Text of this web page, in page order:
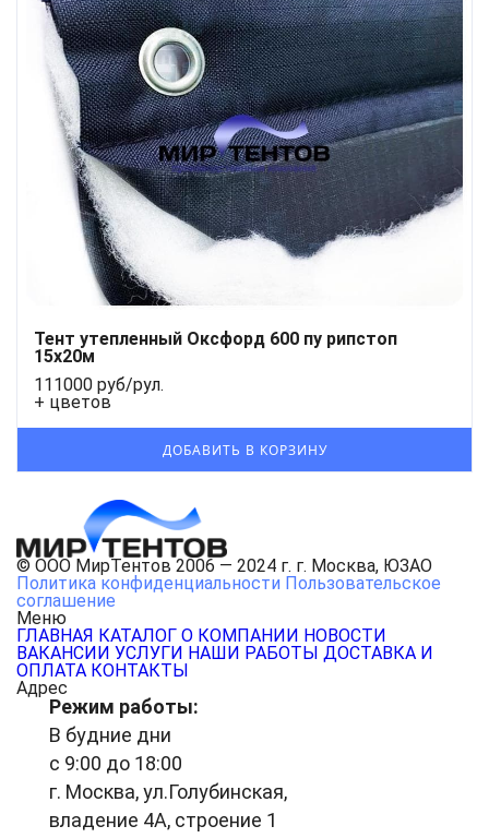
Тент утепленный Оксфорд 600 пу рипстоп
15х20м
111000 руб/рул.
+ цветов
© ООО МирТентов 2006 — 2024 г. г. Москва, ЮЗАО
Политика конфиденциальности Пользовательское
соглашение
Меню
ГЛАВНАЯ КАТАЛОГ О КОМПАНИИ НОВОСТИ
ВАКАНСИИ УСЛУГИ НАШИ РАБОТЫ ДОСТАВКА И
ОПЛАТА КОНТАКТЫ
Адрес
Режим работы:
В будние дни
с 9:00 до 18:00
г. Москва, ул.Голубинская,
владение 4А, строение 1